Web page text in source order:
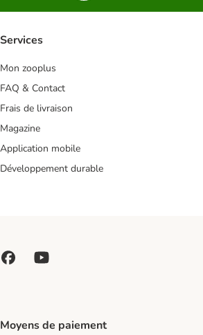
Services
Mon zooplus
FAQ & Contact
Frais de livraison
Magazine
Application mobile
Développement durable
Moyens de paiement